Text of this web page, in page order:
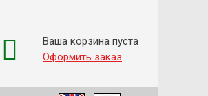
Ваша корзина пуста
Оформить заказ